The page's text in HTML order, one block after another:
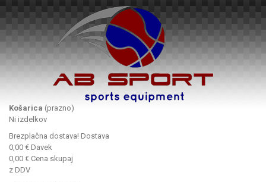
Košarica (prazno)
Ni izdelkov
Brezplačna dostava! Dostava
0,00 € Davek
0,00 € Cena skupaj
z DDV